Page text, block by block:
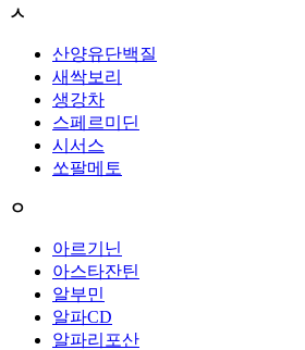
ㅅ
산양유단백질
새싹보리
생강차
스페르미딘
시서스
쏘팔메토
ㅇ
아르기닌
아스타잔틴
알부민
알파CD
알파리포산